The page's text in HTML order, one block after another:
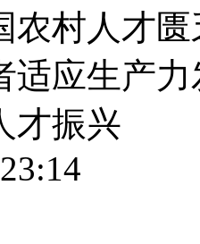
农村人才
适应生产
才振兴